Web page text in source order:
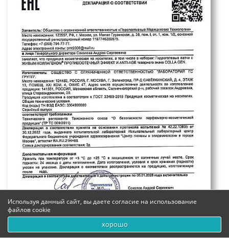
Используя данный сайт, вы даете согласие на использование
файлов cookie
хорошо
0